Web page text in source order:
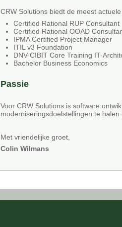
CRW Solutions biedt de meest
Certified Rational RUP Consultant
Certified Rational OOAD
IPMA Certified Project Manager
ITIL v3 Foundation
DNV-CIBIT Core Training IT-
Bachelor Business Economics
Passie
Voor CRW Solutions is software
moderniseringsdoelstellingen te
Met vriendelijke groet,
Colin Wilmans